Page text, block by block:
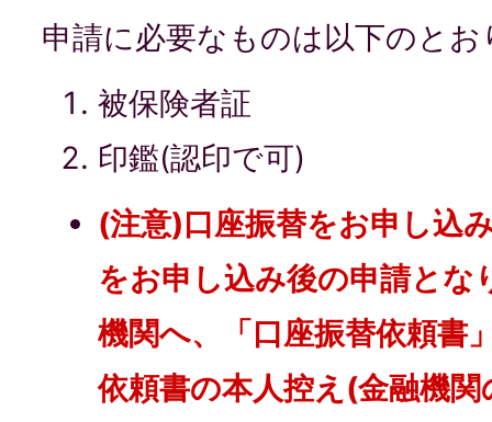
申請に必要なものは以下のとお
被保険者証
印鑑(認印で可)
(注意)口座振替をお申し込
をお申し込み後の申請とな
機関へ、「口座振替依頼書
依頼書の本人控え(金融機